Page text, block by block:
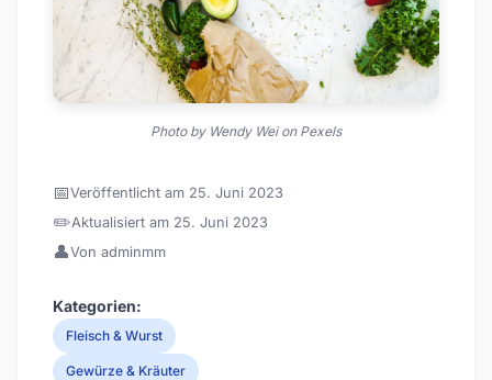
Photo by Wendy Wei on Pexels
📅Veröffentlicht am 25. Juni 2023
✏️Aktualisiert am 25. Juni 2023
👤Von adminmm
Kategorien:
Fleisch & Wurst
Gewürze & Kräuter